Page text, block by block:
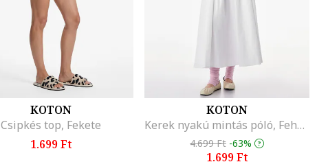
KOTON
Csipkés top, Fekete
1.699 Ft
KOTON
Kerek nyakú mintás póló, Fehér/Bordó/Márványszürke
4.699 Ft -63%
1.699 Ft